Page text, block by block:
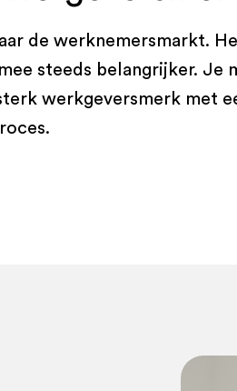
de werknemersmarkt.
steeds belangrijker. Je
werkgeversmerk met